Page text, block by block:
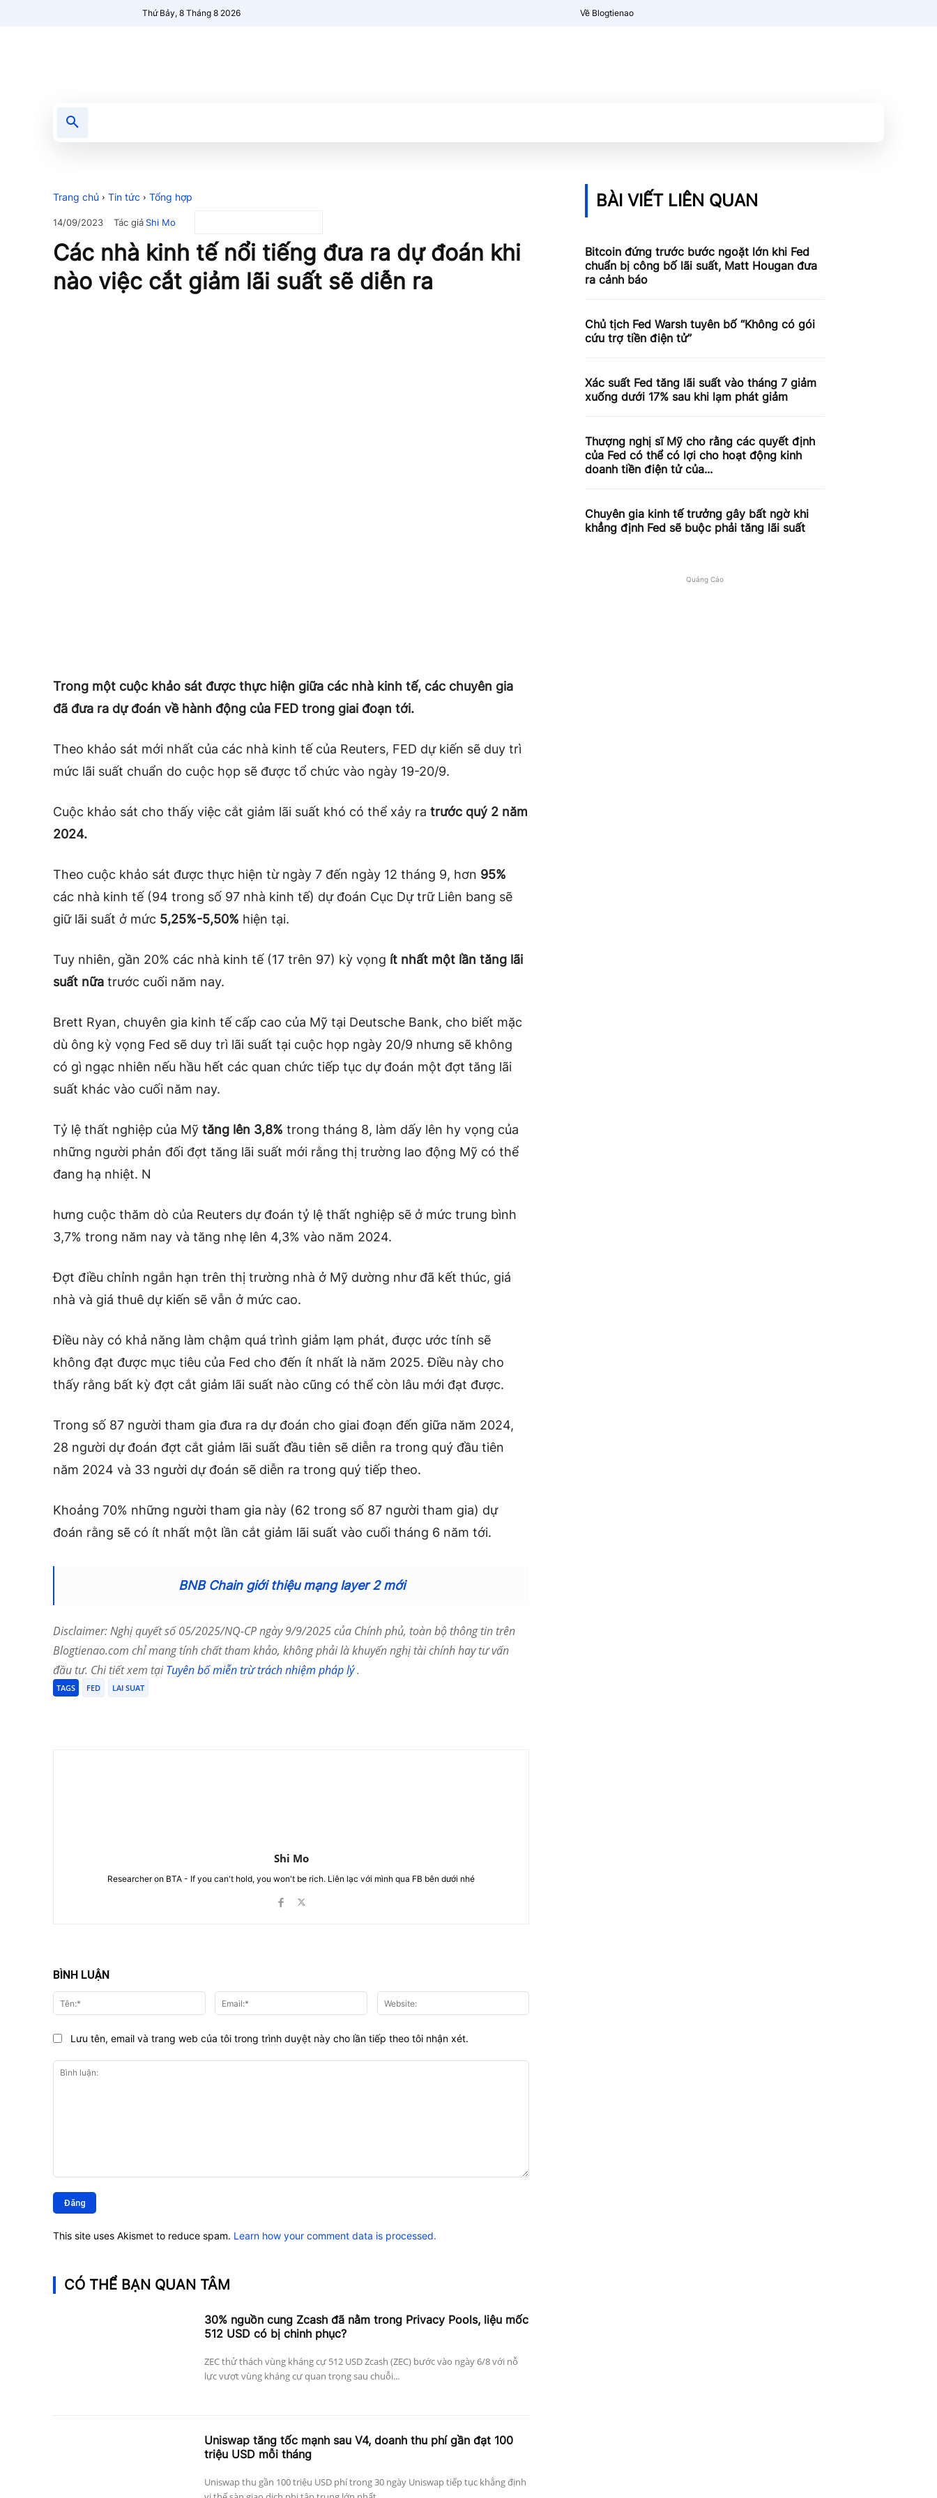
Thứ Bảy, 8 Tháng 8 2026 Về Blogtienao
Trang chủ Tin tức Tổng hợp
14/09/2023 Tác giảShi Mo
Các nhà kinh tế nổi tiếng đưa ra dự đoán khi
nào việc cắt giảm lãi suất sẽ diễn ra
Trong một cuộc khảo sát được thực hiện giữa các nhà kinh tế, các chuyên gia
đã đưa ra dự đoán về hành động của FED trong giai đoạn tới.
Theo khảo sát mới nhất của các nhà kinh tế của Reuters, FED dự kiến ​​sẽ duy trì
mức lãi suất chuẩn do cuộc họp sẽ được tổ chức vào ngày 19-20/9.
Cuộc khảo sát cho thấy việc cắt giảm lãi suất khó có thể xảy ra trước quý 2 năm
2024.
Theo cuộc khảo sát được thực hiện từ ngày 7 đến ngày 12 tháng 9, hơn 95%
các nhà kinh tế (94 trong số 97 nhà kinh tế) dự đoán Cục Dự trữ Liên bang sẽ
giữ lãi suất ở mức 5,25%-5,50% hiện tại.
Tuy nhiên, gần 20% các nhà kinh tế (17 trên 97) kỳ vọng ít nhất một lần tăng lãi
suất nữa trước cuối năm nay.
Brett Ryan, chuyên gia kinh tế cấp cao của Mỹ tại Deutsche Bank, cho biết mặc
dù ông kỳ vọng Fed sẽ duy trì lãi suất tại cuộc họp ngày 20/9 nhưng sẽ không
có gì ngạc nhiên nếu hầu hết các quan chức tiếp tục dự đoán một đợt tăng lãi
suất khác vào cuối năm nay.
Tỷ lệ thất nghiệp của Mỹ tăng lên 3,8% trong tháng 8, làm dấy lên hy vọng của
những người phản đối đợt tăng lãi suất mới rằng thị trường lao động Mỹ có thể
đang hạ nhiệt. N
hưng cuộc thăm dò của Reuters dự đoán tỷ lệ thất nghiệp sẽ ở mức trung bình
3,7% trong năm nay và tăng nhẹ lên 4,3% vào năm 2024.
Đợt điều chỉnh ngắn hạn trên thị trường nhà ở Mỹ dường như đã kết thúc, giá
nhà và giá thuê dự kiến ​​sẽ vẫn ở mức cao.
Điều này có khả năng làm chậm quá trình giảm lạm phát, được ước tính sẽ
không đạt được mục tiêu của Fed cho đến ít nhất là năm 2025. Điều này cho
thấy rằng bất kỳ đợt cắt giảm lãi suất nào cũng có thể còn lâu mới đạt được.
Trong số 87 người tham gia đưa ra dự đoán cho giai đoạn đến giữa năm 2024,
28 người dự đoán đợt cắt giảm lãi suất đầu tiên sẽ diễn ra trong quý đầu tiên
năm 2024 và 33 người dự đoán sẽ diễn ra trong quý tiếp theo.
Khoảng 70% những người tham gia này (62 trong số 87 người tham gia) dự
đoán rằng sẽ có ít nhất một lần cắt giảm lãi suất vào cuối tháng 6 năm tới.
BNB Chain giới thiệu mạng layer 2 mới
Disclaimer: Nghị quyết số 05/2025/NQ-CP ngày 9/9/2025 của Chính phủ, toàn bộ thông tin trên
Blogtienao.com chỉ mang tính chất tham khảo, không phải là khuyến nghị tài chính hay tư vấn
đầu tư. Chi tiết xem tạiTuyên bố miễn trừ trách nhiệm pháp lý.
TAGS FED LAI SUAT
Shi Mo
Researcher on BTA - If you can't hold, you won't be rich. Liên lạc với mình qua FB bên dưới nhé
BÌNH LUẬN
luận:
Tên:* Email:*
Lưu tên, email và trang web của tôi trong trình duyệt này cho lần tiếp theo tôi nhận xét.
This site uses Akismet to reduce spam. Learn how your comment data is processed.
CÓ THỂ BẠN QUAN TÂM
30% nguồn cung Zcash đã nằm trong Privacy Pools, liệu mốc
512 USD có bị chinh phục?
ZEC thử thách vùng kháng cự 512 USD Zcash (ZEC) bước vào ngày 6/8 với nỗ
lực vượt vùng kháng cự quan trọng sau chuỗi...
Uniswap tăng tốc mạnh sau V4, doanh thu phí gần đạt 100
triệu USD mỗi tháng
Uniswap thu gần 100 triệu USD phí trong 30 ngày Uniswap tiếp tục khẳng định
BÀI VIẾT LIÊN QUAN
Bitcoin đứng trước bước ngoặt lớn khi Fed
chuẩn bị công bố lãi suất, Matt Hougan đưa
ra cảnh báo
Chủ tịch Fed Warsh tuyên bố “Không có gói
cứu trợ tiền điện tử”
Xác suất Fed tăng lãi suất vào tháng 7 giảm
xuống dưới 17% sau khi lạm phát giảm
Thượng nghị sĩ Mỹ cho rằng các quyết định
của Fed có thể có lợi cho hoạt động kinh
doanh tiền điện tử của...
Chuyên gia kinh tế trưởng gây bất ngờ khi
khẳng định Fed sẽ buộc phải tăng lãi suất
Quảng Cáo